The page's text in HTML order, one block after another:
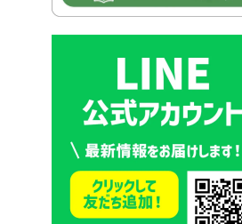
2026年7月28日 豊前カラス天
2026年7月28日 ごみ収集日の
お知らせ
2026年7月28日 令和8年度
京築地区水道企業団職員採用
試験（募集）
2026年7月27日 マイナンバー
カード交付に伴う休日および